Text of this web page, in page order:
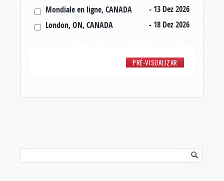
Mondiale en ligne, CANADA
- 13 Dez 2026
London, ON, CANADA
- 18 Dez 2026